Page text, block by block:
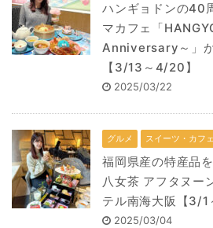
ハンギョドンの40
マカフェ「
Anniversary～」が
【3/13～4/20】
2025/03/22
グルメ スイーツ・カフェ
福岡県産の特産品
八女茶 アフタヌー
テル南海大阪【3/1
2025/03/04